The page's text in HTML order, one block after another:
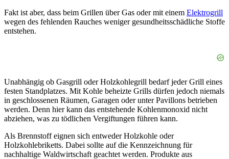
Fakt ist aber, dass beim Grillen über Gas oder mit einem Elektrogrill
wegen des fehlenden Rauches weniger gesundheitsschädliche Stoffe
entstehen.
Unabhängig ob Gasgrill oder Holzkohlegrill bedarf jeder Grill eines
festen Standplatzes. Mit Kohle beheizte Grills dürfen jedoch niemals
in geschlossenen Räumen, Garagen oder unter Pavillons betrieben
werden. Denn hier kann das entstehende Kohlenmonoxid nicht
abziehen, was zu tödlichen Vergiftungen führen kann.
Als Brennstoff eignen sich entweder Holzkohle oder
Holzkohlebriketts. Dabei sollte auf die Kennzeichnung für
nachhaltige Waldwirtschaft geachtet werden. Produkte aus